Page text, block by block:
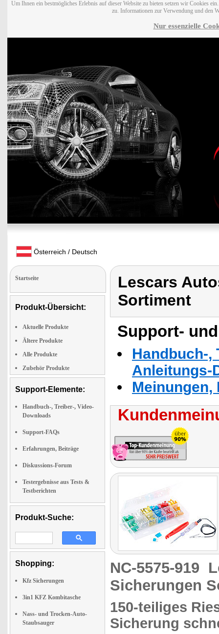
Um Ihnen ein bestmögliches Erlebnis auf dieser Website zu bieten setzen wir Cookies
zu. Informationen zur Verwendung und den
Nur essenzielle
Österreich / Deutsch
Startseite
Produkt-Übersicht:
Aktuelle Produkte
Ältere Produkte
Alle Produkte
Zubehör Produkte
Support-Elemente:
Handbuch-, Treiber-, Video-
Downloads
Support-FAQs
Erfahrungen, Beiträge
Diskussions-Forum
Testergebnisse aus Tests &
Testberichten
Produkt-Suche:
Shopping:
Kfz Sicherungen
3in1 KFZ Kombitasche
Nass- und Trocken-Auto-
Staubsauger
Lescars
Sortiment
Support-
Handbuch-,
Anleitungs-
NC-5575-919
Sicherungen
150-teiliges
Sicherung